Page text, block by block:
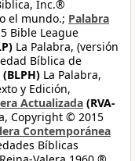
Inc.®
el mundo.; Palabra
Bible League
La Palabra, (versión
Bíblica de
(BLPH) La Palabra,
y Edición,
Actualizada (RVA-
Copyright © 2015
Contemporánea
Bíblicas